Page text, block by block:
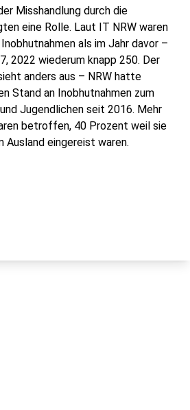
Misshandlung durch die
eine Rolle. Laut IT NRW waren
als im Jahr davor –
2022 wiederum knapp 250. Der
anders aus – NRW hatte
Stand an Inobhutnahmen zum
Jugendlichen seit 2016. Mehr
betroffen, 40 Prozent weil sie
Ausland eingereist waren.